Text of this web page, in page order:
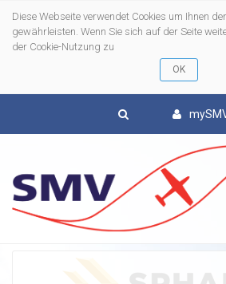
Diese Webseite verwendet Cookies um Ihnen
gewährleisten. Wenn Sie sich auf der Seite
der Cookie-Nutzung zu